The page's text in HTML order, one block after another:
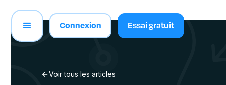
Connexion Essai gratuit
Voir tous les articles